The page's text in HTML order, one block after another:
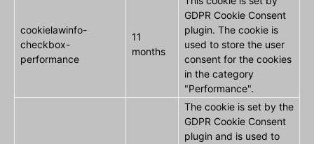
cookielawinfo-
checkbox-
performance
11
months
GDPR Cookie Consent
plugin. The cookie is
used to store the user
consent for the cookies
in the category
"Performance".
The cookie is set by the
GDPR Cookie Consent
plugin and is used to